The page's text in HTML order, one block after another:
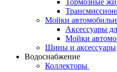
Мойки
Аксессуары
Мойки
Шины и аксессуары
Водоснабжение
Коллекторы